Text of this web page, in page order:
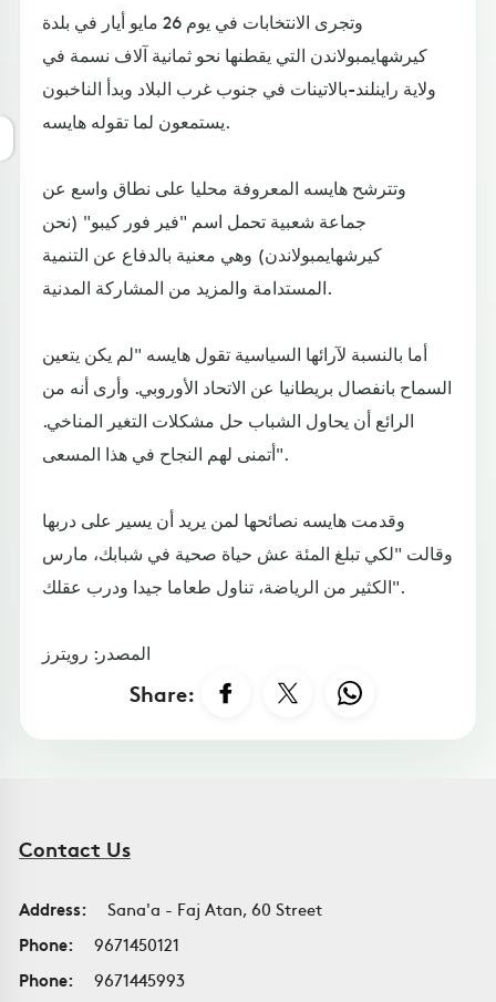
وتجرى الانتخابات في يوم 26 مايو أيار في بلدة
كيرشهايمبولاندن التي يقطنها نحو ثمانية آلاف نسمة في
ولاية راينلند-بالاتينات في جنوب غرب البلاد وبدأ الناخبون
يستمعون لما تقوله هايسه.
وتترشح هايسه المعروفة محليا على نطاق واسع عن
جماعة شعبية تحمل اسم "فير فور كيبو" (نحن
كيرشهايمبولاندن) وهي معنية بالدفاع عن التنمية
المستدامة والمزيد من المشاركة المدنية.
أما بالنسبة لآرائها السياسية تقول هايسه "لم يكن يتعين
السماح بانفصال بريطانيا عن الاتحاد الأوروبي. وأرى أنه من
الرائع أن يحاول الشباب حل مشكلات التغير المناخي.
أتمنى لهم النجاح في هذا المسعى".
وقدمت هايسه نصائحها لمن يريد أن يسير على دربها
وقالت "لكي تبلغ المئة عش حياة صحية في شبابك، مارس
الكثير من الرياضة، تناول طعاما جيدا ودرب عقلك".
المصدر: رويترز
Share:
Contact Us
Address:
Sana'a - Faj Atan, 60 Street
Phone:
9671450121
Phone:
9671445993